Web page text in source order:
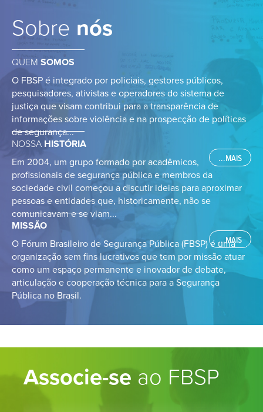
Sobre nós
QUEM SOMOS
O FBSP é integrado por policiais, gestores públicos,
pesquisadores, ativistas e operadores do sistema de
justiça que visam contribui para a transparência de
informações sobre violência e na prospecção de políticas
de segurança...
...MAIS
NOSSA HISTÓRIA
Em 2004, um grupo formado por acadêmicos,
profissionais de segurança pública e membros da
sociedade civil começou a discutir ideias para aproximar
pessoas e entidades que, historicamente, não se
comunicavam e se viam...
...MAIS
MISSÃO
O Fórum Brasileiro de Segurança Pública (FBSP) é uma
organização sem fins lucrativos que tem por missão atuar
como um espaço permanente e inovador de debate,
articulação e cooperação técnica para a Segurança
Pública no Brasil.
Associe-seao FBSP